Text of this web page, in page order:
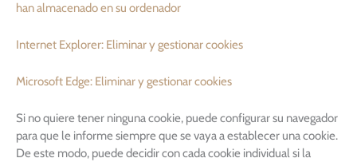
han almacenado en su ordenador
Internet Explorer: Eliminar y gestionar cookies
Microsoft Edge: Eliminar y gestionar cookies
Si no quiere tener ninguna cookie, puede configurar su navegador
para que le informe siempre que se vaya a establecer una cookie.
De este modo, puede decidir con cada cookie individual si la